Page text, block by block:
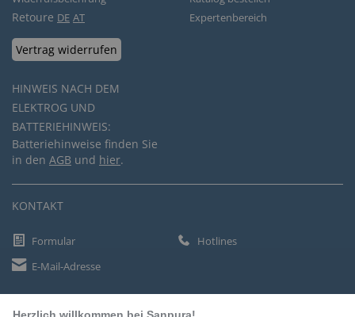
Retoure DE AT
Vertrag widerrufen
HINWEIS NACH DEM
ELEKTROG UND
BATTERIEHINWEIS:
Batteriehinweise finden Sie
in den AGB und hier.
Expertenbereich
KONTAKT
Formular
Hotlines
E-Mail-Adresse